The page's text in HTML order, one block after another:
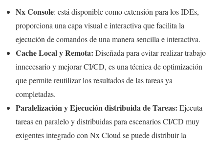
Nx Console: está disponible como extensión para los IDEs,
proporciona una capa visual e interactiva que facilita la
ejecución de comandos de una manera sencilla e interactiva.
Cache Local y Remota: Diseñada para evitar realizar trabajo
innecesario y mejorar CI/CD, es una técnica de optimización
que permite reutilizar los resultados de las tareas ya
completadas.
Paralelización y Ejecución distribuida de Tareas: Ejecuta
tareas en paralelo y distribuidas para escenarios CI/CD muy
exigentes integrado con Nx Cloud se puede distribuir la